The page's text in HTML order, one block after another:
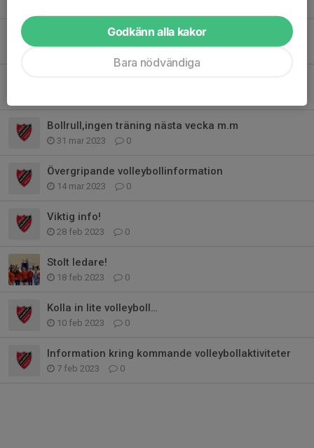
SM guld till alla bollrullare och föräldrar!
28 apr 2023 0
Bollrull,ingen träning nästa vecka m.m
31 mar 2023 0
Övergripande volleybollinformation
14 mar 2023 0
Viktig info!
28 feb 2023 0
Stolt ledare!
18 feb 2023 0
Kolla in lite volleyboll…
10 feb 2023 0
Information kring kommande volleybollaktiviteter
7 feb 2023 0
Godkänn alla kakor
Bara nödvändiga